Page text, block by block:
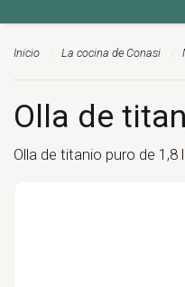
Ahorra en tu compra
Inicio La cocina de Conasi
Olla de
Olla de titanio puro de